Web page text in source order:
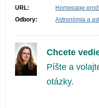
URL:
Homepage
Odbory:
Astronómia a
Chcete
Píšte a
otázky.